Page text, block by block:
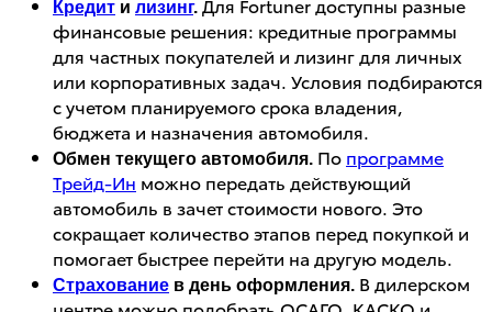
Кредит и лизинг.
финансовые решения: кредитные программы
для частных покупателей и лизинг для личных
или корпоративных задач. Условия подбираются
с учетом планируемого срока владения,
бюджета и назначения автомобиля.
Обмен текущего автомобиля. По программе
Трейд-Ин можно передать действующий
автомобиль в зачет стоимости нового. Это
сокращает количество этапов перед покупкой и
помогает быстрее перейти на другую модель.
Страхование в день оформления. В дилерском